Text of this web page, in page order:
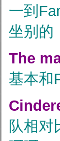
一到
坐别的
The
基本和
队相对